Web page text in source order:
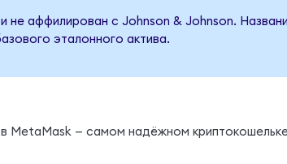
аффилирован с Johnson & Johnson.
эталонного актива.
MetaMask — самом надёжном